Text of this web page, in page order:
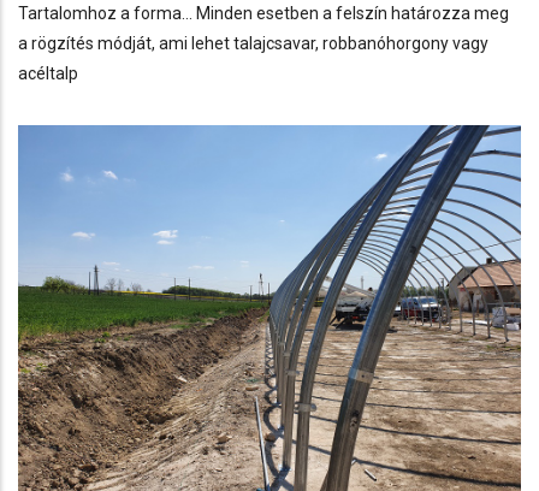
Tartalomhoz a forma... Minden esetben a felszín határozza meg
a rögzítés módját, ami lehet talajcsavar, robbanóhorgony vagy
acéltalp